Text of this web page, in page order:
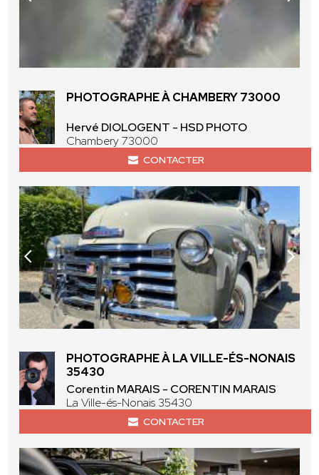
PHOTOGRAPHE À CHAMBERY 73000
Hervé DIOLOGENT - HSD PHOTO
Chambery 73000
CONTACTER
PHOTOGRAPHE À LA VILLE-ÉS-NONAIS
35430
Corentin MARAIS - CORENTIN MARAIS
La Ville-és-Nonais 35430
CONTACTER